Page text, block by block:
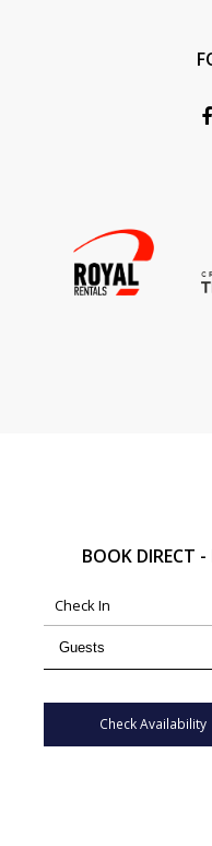
BOOK DIRECT
Check Availability